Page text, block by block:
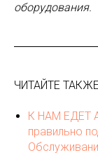
оборудования.
ЧИТАЙТЕ
К НАМ ЕДЕТ
правильно